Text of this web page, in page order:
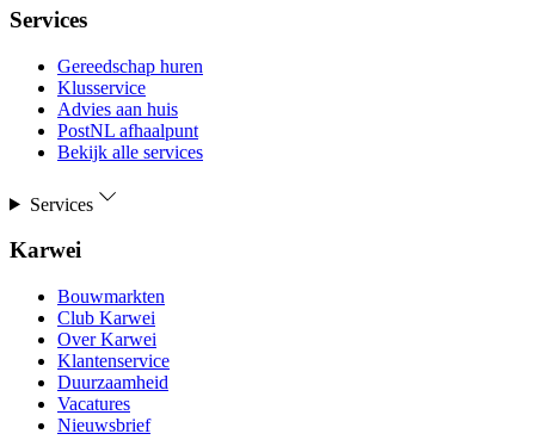
Services
Gereedschap huren
Klusservice
Advies aan huis
PostNL afhaalpunt
Bekijk alle services
Services
Karwei
Bouwmarkten
Club Karwei
Over Karwei
Klantenservice
Duurzaamheid
Vacatures
Nieuwsbrief